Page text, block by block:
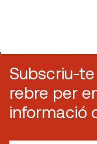
,
Subscriu-
rebre per
informació